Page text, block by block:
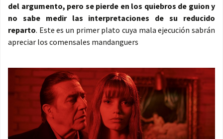
del argumento, pero se pierde en los quiebros de guion y
no sabe medir las interpretaciones de su reducido
reparto. Este es un primer plato cuya mala ejecución sabrán
apreciar los comensales mandanguers